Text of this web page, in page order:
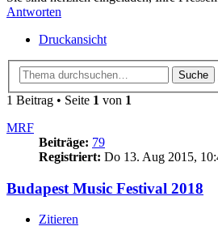
Antworten
Druckansicht
Suche
1 Beitrag • Seite 1 von 1
MRF
Beiträge: 79
Registriert: Do 13. Aug 2015,
Budapest Music Festival 2018
Zitieren